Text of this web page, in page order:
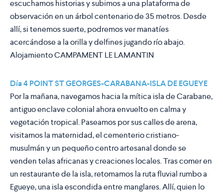
escuchamos historias y subimos a una plataforma de
observación en un árbol centenario de 35 metros. Desde
allí, si tenemos suerte, podremos ver manatíes
acercándose a la orilla y delfines jugando río abajo.
AlojamientoCAMPAMENT LE LAMANTIN
Día 4 POINT ST GEORGES-CARABANA-ISLA DE EGUEYE
Por la mañana, navegamos hacia la mítica isla de Carabane,
antiguo enclave colonial ahora envuelto en calma y
vegetación tropical. Paseamos por sus calles de arena,
visitamos la maternidad, el cementerio cristiano-
musulmán y un pequeño centro artesanal donde se
venden telas africanas y creaciones locales. Tras comer en
un restaurante de la isla, retomamos la ruta fluvial rumbo a
Egueye, una isla escondida entre manglares. Allí, quien lo